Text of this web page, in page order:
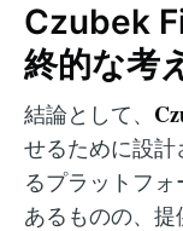
Czubek
終的な考
結論として、
せるために設計
るプラットフ
あるものの、